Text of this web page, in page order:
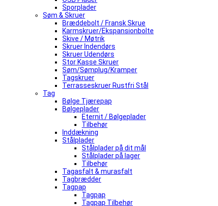
Sporplader
Søm & Skruer
Bræddebolt / Fransk Skrue
Karmskruer/Ekspansionbolte
Skive / Møtrik
Skruer Indendørs
Skruer Udendørs
Stor Kasse Skruer
Søm/Sømplug/Kramper
Tagskruer
Terrasseskruer Rustfri Stål
Tag
Bølge Tjærepap
Bølgeplader
Eternit / Bølgeplader
Tilbehør
Inddækning
Stålplader
Stålplader på dit mål
Stålplader på lager
Tilbehør
Tagasfalt & murasfalt
Tagbrædder
Tagpap
Tagpap
Tagpap Tilbehør